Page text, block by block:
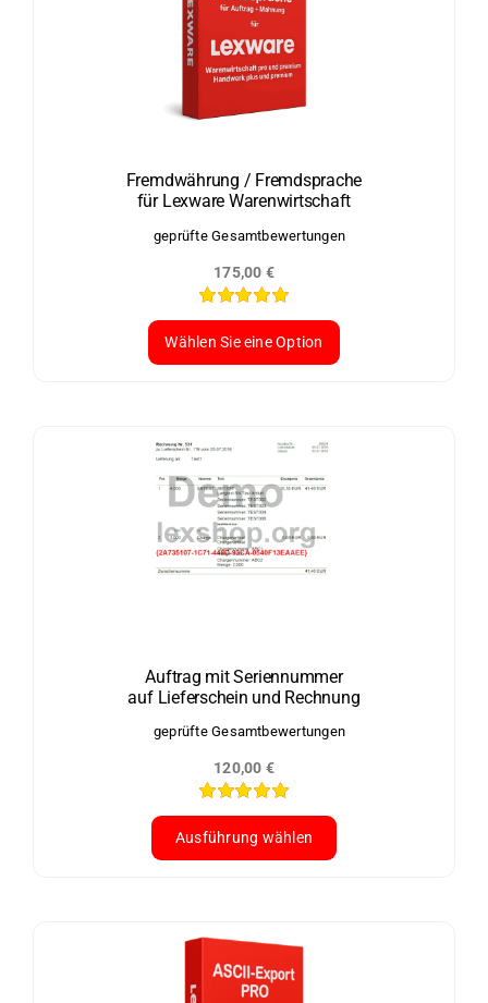
Fremdwährung / Fremdsprache
für Lexware Warenwirtschaft
Bewertet
mit5.00von
geprüfte Gesamtbewertungen
175,00 €
Wählen Sie eine Option
mehrere
Varianten
auf.
Die
der
Produktseite
gewählt
Auftrag mit Seriennummer
auf Lieferschein und Rechnung
Bewertet
mit5.00 von
geprüfte Gesamtbewertungen
120,00 €
Ausführung wählen
Varianten